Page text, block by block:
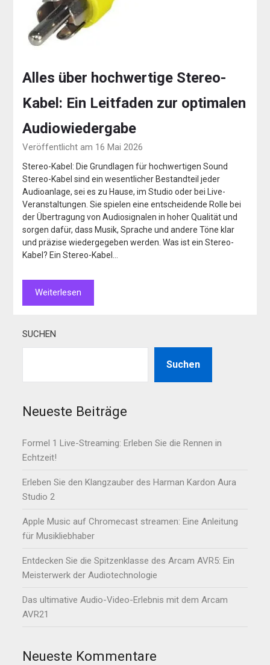
Alles über hochwertige Stereo-
Kabel: Ein Leitfaden zur optimalen
Audiowiedergabe
Veröffentlicht am 16 Mai 2026
Stereo-Kabel: Die Grundlagen für hochwertigen Sound
Stereo-Kabel sind ein wesentlicher Bestandteil jeder
Audioanlage, sei es zu Hause, im Studio oder bei Live-
Veranstaltungen. Sie spielen eine entscheidende Rolle bei
der Übertragung von Audiosignalen in hoher Qualität und
sorgen dafür, dass Musik, Sprache und andere Töne klar
und präzise wiedergegeben werden. Was ist ein Stereo-
Kabel? Ein Stereo-Kabel…
Weiterlesen
SUCHEN
Suchen
Neueste Beiträge
Formel 1 Live-Streaming: Erleben Sie die Rennen in
Echtzeit!
Erleben Sie den Klangzauber des Harman Kardon Aura
Studio 2
Apple Music auf Chromecast streamen: Eine Anleitung
für Musikliebhaber
Entdecken Sie die Spitzenklasse des Arcam AVR5: Ein
Meisterwerk der Audiotechnologie
Das ultimative Audio-Video-Erlebnis mit dem Arcam
AVR21
Neueste Kommentare